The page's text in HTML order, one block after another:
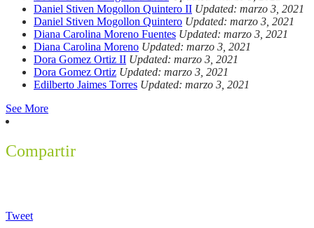
Daniel Stiven Mogollon Quintero II Updated: marzo 3, 2021
Daniel Stiven Mogollon Quintero Updated: marzo 3, 2021
Diana Carolina Moreno Fuentes Updated: marzo 3, 2021
Diana Carolina Moreno Updated: marzo 3, 2021
Dora Gomez Ortiz II Updated: marzo 3, 2021
Dora Gomez Ortiz Updated: marzo 3, 2021
Edilberto Jaimes Torres Updated: marzo 3, 2021
See More
Compartir
Tweet